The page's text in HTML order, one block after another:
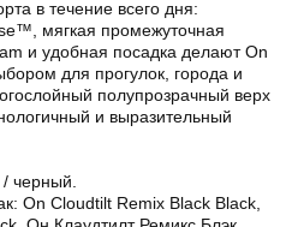
в течение всего дня:
мягкая промежуточная
и удобная посадка делают On
для прогулок, города и
полупрозрачный верх
и выразительный
черный.
On Cloudtilt Remix Black Black,